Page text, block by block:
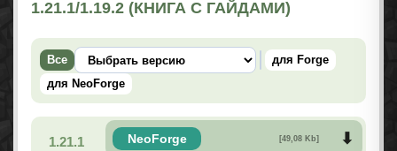
1.21.1/1.19.2 (КНИГА С ГАЙДАМИ)
Все
для Forge
для NeoForge
1.21.1 NeoForge [49,08 Kb]